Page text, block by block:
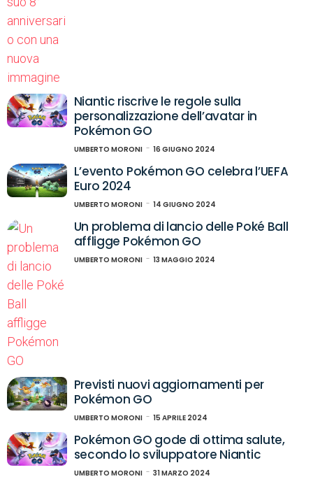
Niantic riscrive le regole sulla
personalizzazione dell’avatar in
Pokémon GO
UMBERTO MORONI 16 GIUGNO 2024
L’evento Pokémon GO celebra l’UEFA
Euro 2024
UMBERTO MORONI 14 GIUGNO 2024
Un problema di lancio delle Poké Ball
affligge Pokémon GO
UMBERTO MORONI 13 MAGGIO 2024
Previsti nuovi aggiornamenti per
Pokémon GO
UMBERTO MORONI 15 APRILE 2024
Pokémon GO gode di ottima salute,
secondo lo sviluppatore Niantic
UMBERTO MORONI 31 MARZO 2024